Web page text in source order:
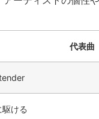
代表曲
駆ける